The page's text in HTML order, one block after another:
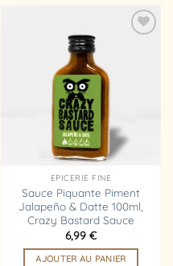
EPICERIE FINE
Sauce Piquante Piment
Jalapeño & Datte 100ml,
Crazy Bastard Sauce
6,99 €
AJOUTER AU PANIER